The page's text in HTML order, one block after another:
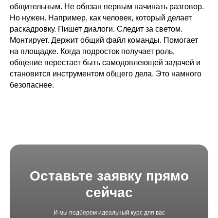
общительным. Не обязан первым начинать разговор.
Но нужен. Например, как человек, который делает
раскадровку. Пишет диалоги. Следит за светом.
Монтирует. Держит общий файл команды. Помогает
на площадке. Когда подросток получает роль,
общение перестает быть самодовлеющей задачей и
становится инструментом общего дела. Это намного
безопаснее.
Оставьте заявку прямо
сейчас
И мы подберем идеальный курс для вас